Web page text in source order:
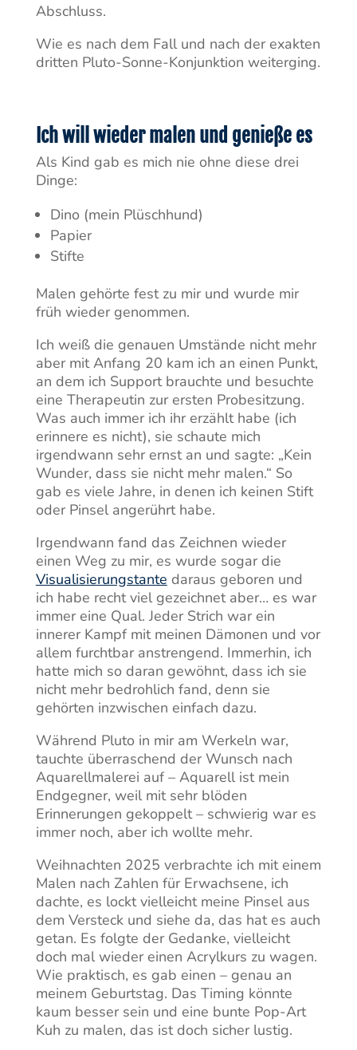
Abschluss.
Wie es nach dem Fall und nach der exakten
dritten Pluto-Sonne-Konjunktion weiterging.
Ich will wieder malen und genieße es
Als Kind gab es mich nie ohne diese drei
Dinge:
Dino (mein Plüschhund)
Papier
Stifte
Malen gehörte fest zu mir und wurde mir
früh wieder genommen.
Ich weiß die genauen Umstände nicht mehr
aber mit Anfang 20 kam ich an einen Punkt,
an dem ich Support brauchte und besuchte
eine Therapeutin zur ersten Probesitzung.
Was auch immer ich ihr erzählt habe (ich
erinnere es nicht), sie schaute mich
irgendwann sehr ernst an und sagte: „Kein
Wunder, dass sie nicht mehr malen.“ So
gab es viele Jahre, in denen ich keinen Stift
oder Pinsel angerührt habe.
Irgendwann fand das Zeichnen wieder
einen Weg zu mir, es wurde sogar die
Visualisierungstante daraus geboren und
ich habe recht viel gezeichnet aber… es war
immer eine Qual. Jeder Strich war ein
innerer Kampf mit meinen Dämonen und vor
allem furchtbar anstrengend. Immerhin, ich
hatte mich so daran gewöhnt, dass ich sie
nicht mehr bedrohlich fand, denn sie
gehörten inzwischen einfach dazu.
Während Pluto in mir am Werkeln war,
tauchte überraschend der Wunsch nach
Aquarellmalerei auf – Aquarell ist mein
Endgegner, weil mit sehr blöden
Erinnerungen gekoppelt – schwierig war es
immer noch, aber ich wollte mehr.
Weihnachten 2025 verbrachte ich mit einem
Malen nach Zahlen für Erwachsene, ich
dachte, es lockt vielleicht meine Pinsel aus
dem Versteck und siehe da, das hat es auch
getan. Es folgte der Gedanke, vielleicht
doch mal wieder einen Acrylkurs zu wagen.
Wie praktisch, es gab einen – genau an
meinem Geburtstag. Das Timing könnte
kaum besser sein und eine bunte Pop-Art
Kuh zu malen, das ist doch sicher lustig.